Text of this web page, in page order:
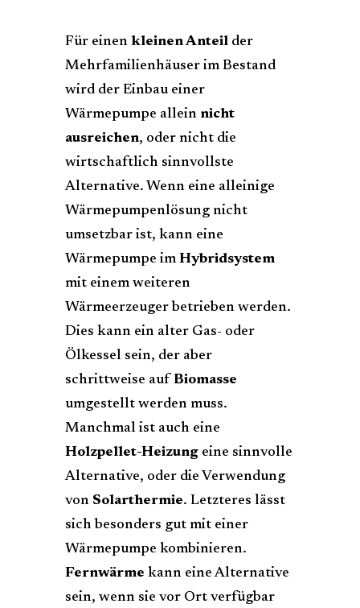
Für einen kleinen Anteilder
Mehrfamilienhäuser im Bestand
wird der Einbau einer
Wärmepumpe allein nicht
ausreichen, oder nicht die
wirtschaftlich sinnvollste
Alternative. Wenn eine alleinige
Wärmepumpenlösung nicht
umsetzbar ist, kann eine
Wärmepumpe imHybridsystem
mit einem weiteren
Wärmeerzeuger betrieben werden.
Dies kann ein alter Gas- oder
Ölkessel sein, der aber
schrittweise auf Biomasse
umgestellt werden muss.
Manchmal ist auch eine
Holzpellet-Heizungeine sinnvolle
Alternative, oder die Verwendung
von Solarthermie. Letzteres lässt
sich besonders gut mit einer
Wärmepumpe kombinieren.
Fernwärme kann eine Alternative
sein, wenn sie vor Ort verfügbar